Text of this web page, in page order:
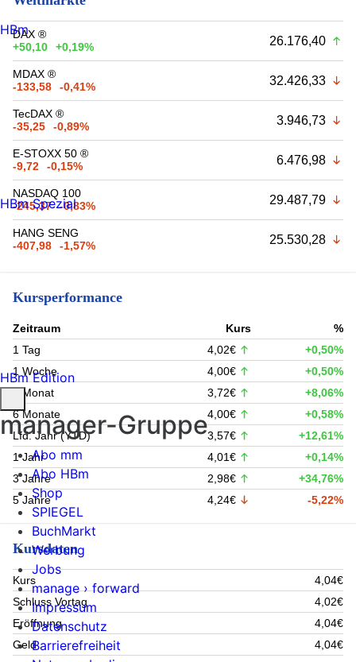
DAX ®
+50,10
+0,19% 26.176,40
MDAX ®
-133,58
-0,41% 32.426,33
TecDAX ®
-35,25
-0,89% 3.946,73
E-STOXX 50 ®
-9,72
-0,15% 6.476,98
NASDAQ 100
-245,37
-0,83% 29.487,79
HANG SENG
-407,98
-1,57% 25.530,28
Kursperformance
Zeitraum Kurs
%
1 Tag
4,02€
+0,50%
1 Woche
4,00€
+0,50%
1 Monat
3,72€
+8,06%
6 Monate
4,00€
+0,58%
Lfd. Jahr (YTD)
3,57€
+12,61%
1 Jahr
4,01€
+0,14%
3 Jahre
2,98€
+34,76%
5 Jahre
4,24€ -5,22%
Kursdaten
Kurs
4,04€
Schluss Vortag
4,02€
Eröffnung
4,04€
Geld
4,04€
HBm
HBm Spezial
HBm Edition
manager-Gruppe
Abo mm
Abo HBm
Shop
SPIEGEL
BuchMarkt
Werbung
Jobs
manage › forward
Impressum
Datenschutz
Barrierefreiheit